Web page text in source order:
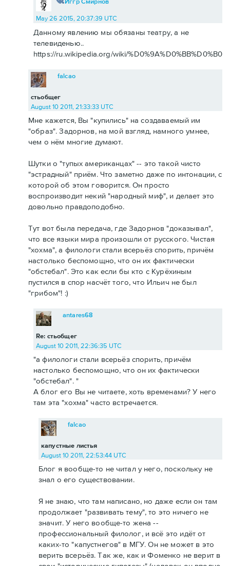
May 26 2015, 20:37:39 UTC
Данному явлению мы обязаны театру, а не
телевиденью..
https://ru.wikipedia.org/wiki/
стьобщег
falcao
August 10 2011, 21:33:33 UTC
Мне кажется, Вы "купились" на создаваемый им
"образ". Задорнов, на мой взгляд, намного умнее,
чем о нём многие думают.
Шутки о "тупых американцах" -- это такой чисто
"эстрадный" приём. Что заметно даже по интонации, с
которой об этом говорится. Он просто
воспроизводит некий "народный миф", и делает это
довольно правдоподобно.
Тут вот была передача, где Задорнов "доказывал",
что все языки мира произошли от русского. Чистая
"хохма", а филологи стали всерьёз спорить, причём
настолько беспомощно, что он их фактически
"обстебал". Это как если бы кто с Курёхиным
пустился в спор насчёт того, что Ильич не был
"грибом"! :)
Re: стьобщег
antares68
August 10 2011, 22:36:35 UTC
"а филологи стали всерьёз спорить, причём
настолько беспомощно, что он их фактически
"обстебал". "
А блог его Вы не читаете, хоть временами? У него
там эта "хохма" часто встречается.
капустные листья
falcao
August 10 2011, 22:53:44 UTC
Блог я вообще-то не читал у него, поскольку не
знал о его существовании.
Я не знаю, что там написано, но даже если он там
продолжает "развивать тему", то это ничего не
значит. У него вообще-то жена --
профессиональный филолог, и всё это идёт от
каких-то "капустнегов" в МГУ. Он не может в это
верить всерьёз. Так же, как и Фоменко не верит в